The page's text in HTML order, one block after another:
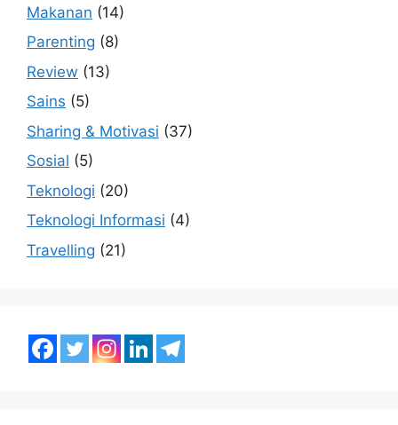
Makanan (14)
Parenting (8)
Review (13)
Sains (5)
Sharing & Motivasi (37)
Sosial (5)
Teknologi (20)
Teknologi Informasi (4)
Travelling (21)